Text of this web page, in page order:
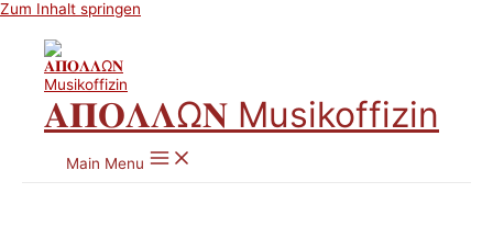
Zum Inhalt springen
𝚨𝚷𝚶𝚲𝚲Ω𝚴 Musikoffizin
Main Menu